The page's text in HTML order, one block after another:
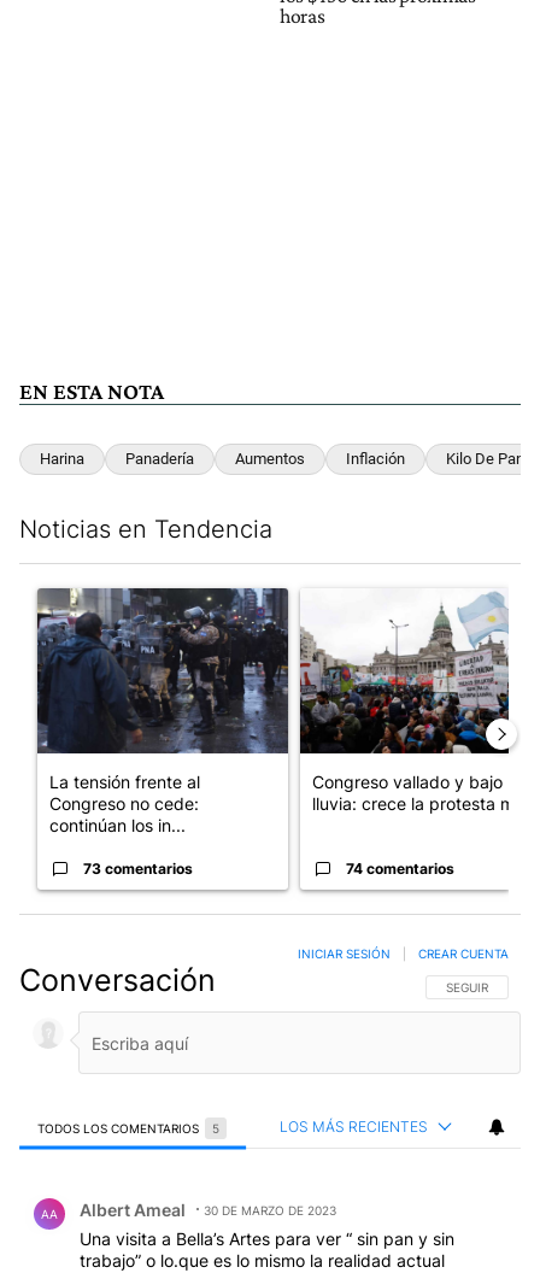
horas
EN ESTA NOTA
Harina Panadería Aumentos Inflación Kilo De Pan
Noticias en Tendencia
Un artículo de tendencia con el título "La tensión frente al
La tensión frente al
Congreso no cede:
continúan los in...
73 comentarios
Un artículo de tendencia
Congreso vallado y bajo la
lluvia: crece la protesta mi...
74 comentarios
Conversación SIGA ESTA
SEGUIR
INICIAR SESIÓN CREAR CUENTA
TODOS LOS COMENTARIOS 5 LOS MÁS RECIENTES
AA Albert Ameal 30 DE MARZO DE 2023
Una visita a Bella’s Artes para ver “ sin pan y sin
trabajo” o lo.que es lo mismo la realidad actual